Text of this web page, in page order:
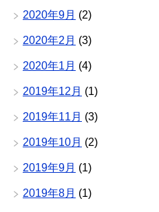
2020年9月 (2)
2020年2月 (3)
2020年1月 (4)
2019年12月 (1)
2019年11月 (3)
2019年10月 (2)
2019年9月 (1)
2019年8月 (1)